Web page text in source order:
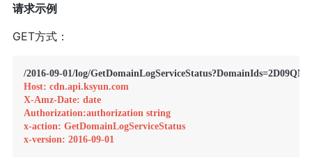
请求示例
GET方式：
Host: cdn.api.ksyun.com
X-Amz-Date: date
Authorization:authorization string
x-action: GetDomainLogServiceStatus
x-version: 2016-09-01